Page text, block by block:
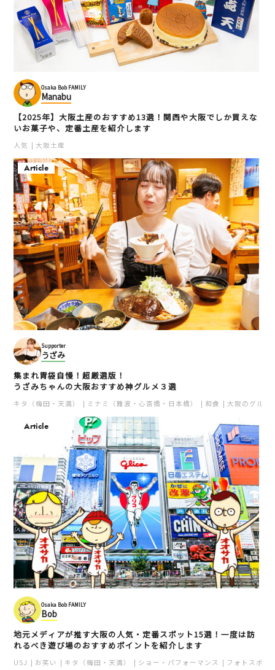
Osaka Bob FAMILY
Manabu
【2025年】大阪土産のおすすめ13選！関西や大阪でしか買えな
いお菓子や、定番土産を紹介します
人気 大阪土産
Article
Supporter
うざみ
集まれ胃袋自慢！超厳選版！
うざみちゃんの大阪おすすめ神グルメ３選
キタ（梅田・天満） ミナミ（難波・心斎橋・日本橋） 和食 大阪のグルメ
Article
Osaka Bob FAMILY
Bob
地元メディアが推す大阪の人気・定番スポット15選！一度は訪
れるべき遊び場のおすすめポイントを紹介します
USJ お笑い キタ（梅田・天満） ショー・パフォーマンス フォトスポッ